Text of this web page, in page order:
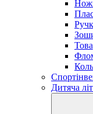
Дитяча